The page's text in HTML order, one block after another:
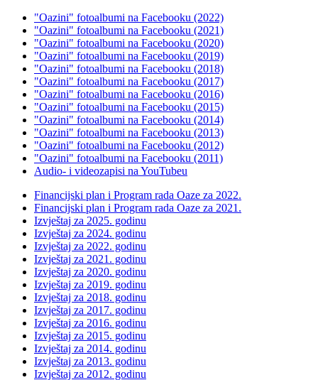
"Oazini" fotoalbumi na Facebooku (2022)
"Oazini" fotoalbumi na Facebooku (2021)
"Oazini" fotoalbumi na Facebooku (2020)
"Oazini" fotoalbumi na Facebooku (2019)
"Oazini" fotoalbumi na Facebooku (2018)
"Oazini" fotoalbumi na Facebooku (2017)
"Oazini" fotoalbumi na Facebooku (2016)
"Oazini" fotoalbumi na Facebooku (2015)
"Oazini" fotoalbumi na Facebooku (2014)
"Oazini" fotoalbumi na Facebooku (2013)
"Oazini" fotoalbumi na Facebooku (2012)
"Oazini" fotoalbumi na Facebooku (2011)
Audio- i videozapisi na YouTubeu
Financijski plan i Program rada Oaze za 2022.
Financijski plan i Program rada Oaze za 2021.
Izvještaj za 2025. godinu
Izvještaj za 2024. godinu
Izvještaj za 2022. godinu
Izvještaj za 2021. godinu
Izvještaj za 2020. godinu
Izvještaj za 2019. godinu
Izvještaj za 2018. godinu
Izvještaj za 2017. godinu
Izvještaj za 2016. godinu
Izvještaj za 2015. godinu
Izvještaj za 2014. godinu
Izvještaj za 2013. godinu
Izvještaj za 2012. godinu